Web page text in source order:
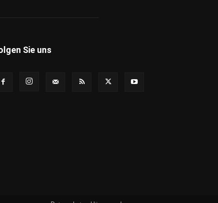
Sie uns